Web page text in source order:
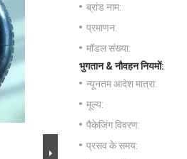
ब्रांड नाम:
प्रमाणन:
मॉडल संख्या:
भुगतान & नौवहन नियमों:
न्यूनतम आदेश मात्रा:
मूल्य:
पैकेजिंग विवरण:
प्रसव के समय: